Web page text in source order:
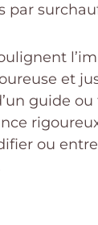
par
et
guide
ou